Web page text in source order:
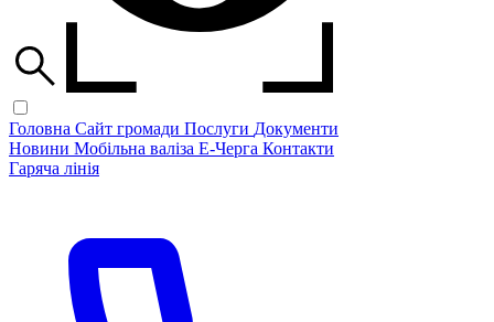
Головна Сайт громади Послуги Документи
Новини Мобільна валіза Е-Черга Контакти
Гаряча лінія